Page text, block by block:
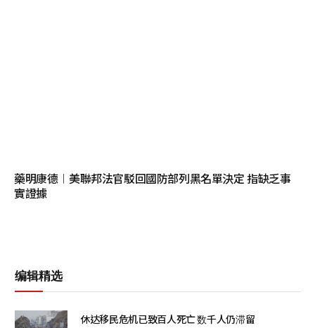
藥明康德︱美聯邦法官駁回國防部列黑名單決定 指缺乏事
實證據
编辑精选
休达移民危机已致百人死亡 数千人仍滞留